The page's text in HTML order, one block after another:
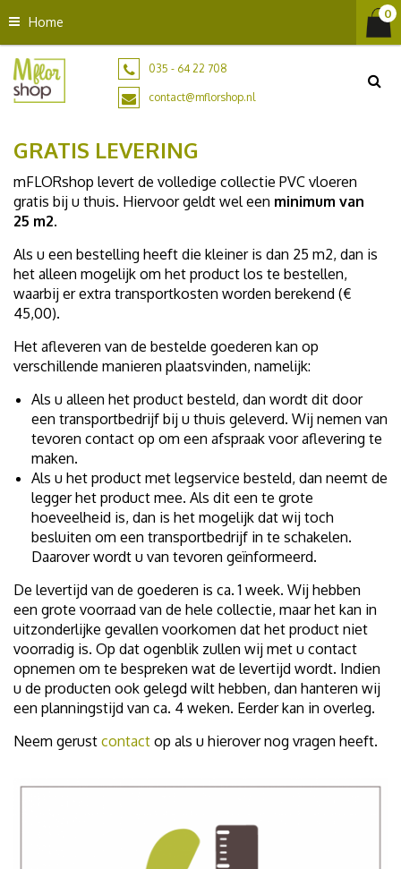
n
Home
035 - 64 22 708
contact@mflorshop.nl
GRATIS LEVERING
mFLORshop levert de volledige collectie PVC vloeren
gratis bij u thuis. Hiervoor geldt wel een minimum van
25 m2.
Als u een bestelling heeft die kleiner is dan 25 m2, dan is
het alleen mogelijk om het product los te bestellen,
waarbij er extra transportkosten worden berekend (€
45,00).
Het afleveren van de bestelde goederen kan op
verschillende manieren plaatsvinden, namelijk:
Als u alleen het product besteld, dan wordt dit door
een transportbedrijf bij u thuis geleverd. Wij nemen van
tevoren contact op om een afspraak voor aflevering te
maken.
Als u het product met legservice besteld, dan neemt de
legger het product mee. Als dit een te grote
hoeveelheid is, dan is het mogelijk dat wij toch
besluiten om een transportbedrijf in te schakelen.
Daarover wordt u van tevoren geïnformeerd.
De levertijd van de goederen is ca. 1 week. Wij hebben
een grote voorraad van de hele collectie, maar het kan in
uitzonderlijke gevallen voorkomen dat het product niet
voorradig is. Op dat ogenblik zullen wij met u contact
opnemen om te bespreken wat de levertijd wordt. Indien
u de producten ook gelegd wilt hebben, dan hanteren wij
een planningstijd van ca. 4 weken. Eerder kan in overleg.
Neem gerust contact op als u hierover nog vragen heeft.